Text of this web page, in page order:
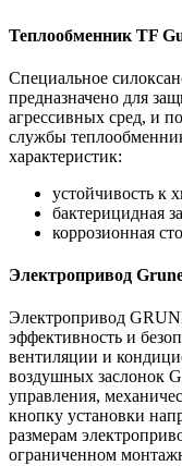
Теплообменник TF
Специальное
предназначено для
агрессивных сред, и
службы
характеристик:
устойчивость к
бактерицидная
коррозионная
Электропривод
Электропривод
эффективность и
вентиляции и
воздушных заслонок
управления,
кнопку установки
размерам
ограниченном